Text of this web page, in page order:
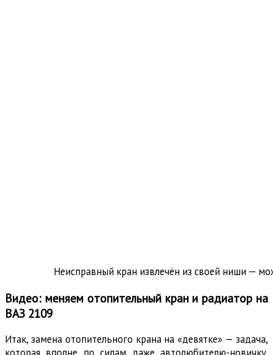
Неисправный кран извлечён из своей ниши —
Видео: меняем отопительный кран и радиатор на
ВАЗ 2109
Итак, замена отопительного крана на «девятке» — задача,